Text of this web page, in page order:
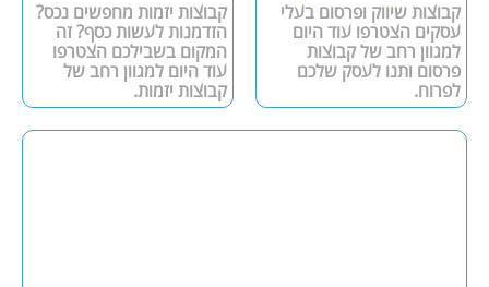
קבוצות שיווק ופרסום בעלי
עסקים הצטרפו עוד היום
למגוון רחב של קבוצות
פרסום ותנו לעסק שלכם
לפרוח.
קבוצות יזמות מחפשים נכס?
הזדמנות לעשות כסף? זה
המקום בשבילכם הצטרפו
עוד היום למגוון רחב של
קבוצות יזמות.